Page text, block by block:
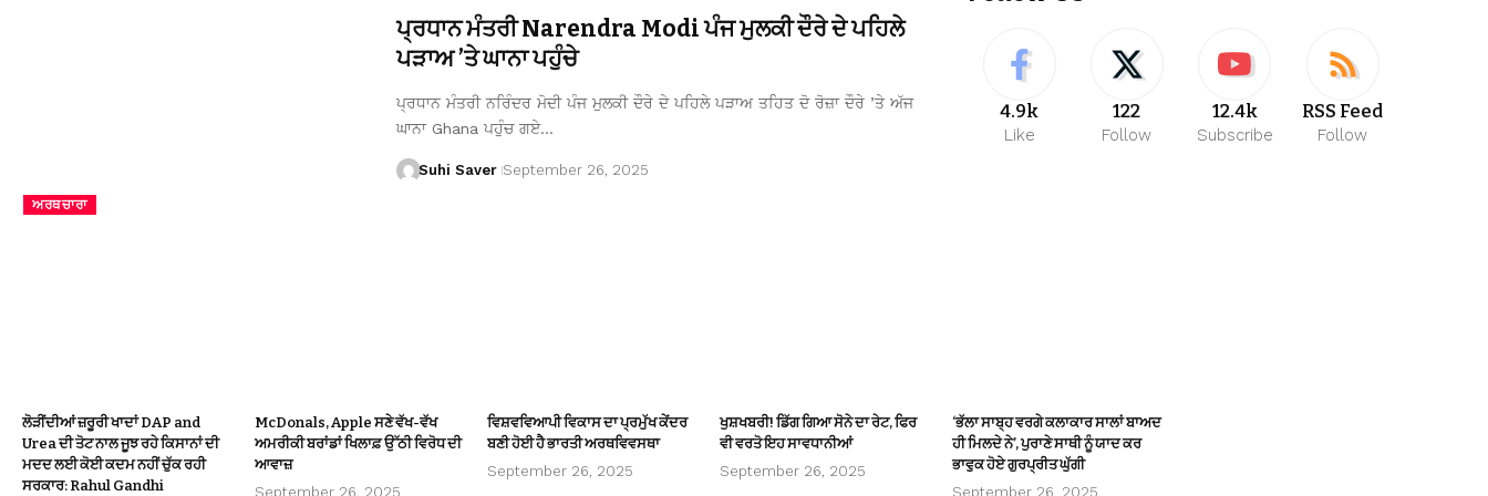
ਅਰਥਚਾਰਾ
ਪ੍ਰਧਾਨ ਮੰਤਰੀ Narendra Modi ਪੰਜ ਮੁਲਕੀ ਦੌਰੇ ਦੇ ਪਹਿਲੇ
ਪੜਾਅ ’ਤੇ ਘਾਨਾ ਪਹੁੰਚੇ
ਪ੍ਰਧਾਨ ਮੰਤਰੀ ਨਰਿੰਦਰ ਮੋਦੀ ਪੰਜ ਮੁਲਕੀ ਦੌਰੇ ਦੇ ਪਹਿਲੇ ਪੜਾਅ ਤਹਿਤ ਦੋ ਰੋਜ਼ਾ ਦੌਰੇ ’ਤੇ ਅੱਜ
ਘਾਨਾ Ghana ਪਹੁੰਚ ਗਏ…
Suhi Saver September 26, 2025
4.9k
Like
122
Follow
12.4k
Subscribe
RSS Feed
Follow
ਲੋੜੀਂਦੀਆਂ ਜ਼ਰੂਰੀ ਖਾਦਾਂ DAP and
Urea ਦੀ ਤੋਟ ਨਾਲ ਜੂਝ ਰਹੇ ਕਿਸਾਨਾਂ ਦੀ
ਮਦਦ ਲਈ ਕੋਈ ਕਦਮ ਨਹੀਂ ਚੁੱਕ ਰਹੀ
ਸਰਕਾਰ: Rahul Gandhi
McDonals, Apple ਸਣੇ ਵੱਖ-ਵੱਖ
ਅਮਰੀਕੀ ਬਰਾਂਡਾਂ ਖਿਲਾਫ਼ ਉੱਠੀ ਵਿਰੋਧ ਦੀ
ਆਵਾਜ਼
September 26, 2025
ਵਿਸ਼ਵਵਿਆਪੀ ਵਿਕਾਸ ਦਾ ਪ੍ਰਮੁੱਖ ਕੇਂਦਰ
ਬਣੀ ਹੋਈ ਹੈ ਭਾਰਤੀ ਅਰਥਵਿਵਸਥਾ
September 26, 2025
ਖੁਸ਼ਖਬਰੀ! ਡਿੱਗ ਗਿਆ ਸੋਨੇ ਦਾ ਰੇਟ, ਫਿਰ
ਵੀ ਵਰਤੋ ਇਹ ਸਾਵਧਾਨੀਆਂ
September 26, 2025
‘ਭੱਲਾ ਸਾਬ੍ਹ ਵਰਗੇ ਕਲਾਕਾਰ ਸਾਲਾਂ ਬਾਅਦ
ਹੀ ਮਿਲਦੇ ਨੇ’, ਪੁਰਾਣੇ ਸਾਥੀ ਨੂੰ ਯਾਦ ਕਰ
ਭਾਵੁਕ ਹੋਏ ਗੁਰਪ੍ਰੀਤ ਘੁੱਗੀ
September 26, 2025